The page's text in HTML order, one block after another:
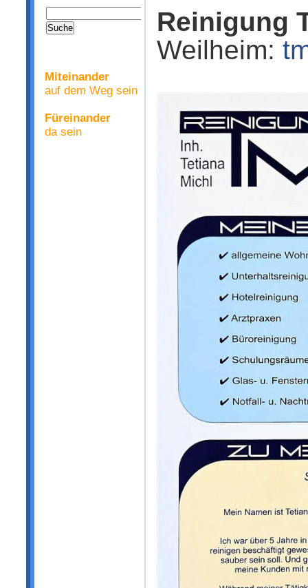
Miteinander
auf dem Weg sein
Füreinander
da sein
Reinigung
Weilheim: